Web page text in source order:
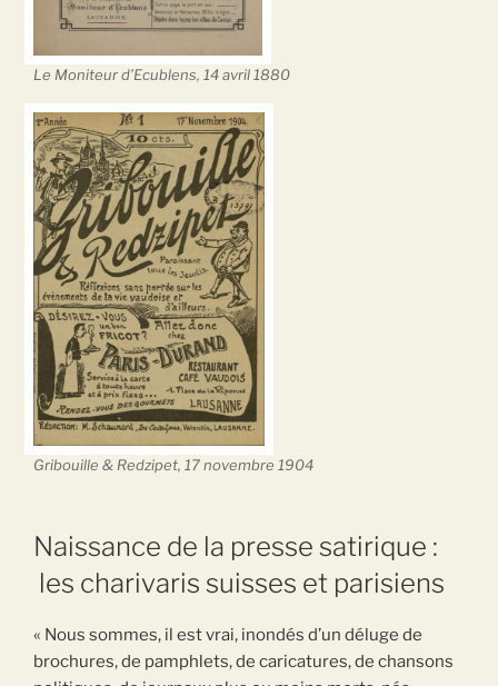
Le Moniteur d’Ecublens, 14 avril 1880
Gribouille & Redzipet, 17 novembre 1904
Naissance de la presse satirique :
les charivaris suisses et parisiens
« Nous sommes, il est vrai, inondés d’un déluge de
brochures, de pamphlets, de caricatures, de chansons